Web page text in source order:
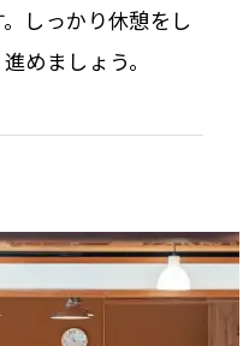
しっかり休憩をし
めましょう。